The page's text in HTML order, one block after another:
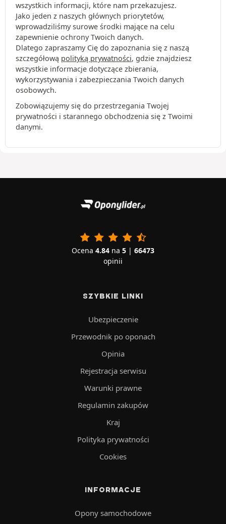
wszystkich informacji, które nam przekazujesz.
Jako jeden z naszych głównych priorytetów,
wprowadziliśmy surowe środki mające na celu
zapewnienie ochrony Twoich danych.
Dlatego zapraszamy Cię do zapoznania się z naszą
szczegółową polityką prywatności, gdzie znajdziesz
wszystkie informacje dotyczące zbierania,
wykorzystywania i zabezpieczania Twoich danych
osobowych.
Zobowiązujemy się do przestrzegania Twojej
prywatności i starannego obchodzenia się z Twoimi
danymi.
Ocena 4.84 na 5 | 66473
opinii
SZYBKIE LINKI
Ubezpieczenie
Przewodnik po oponach
Opinia
Rejestracja serwisu
Warunki prawne
Regulamin zakupów
Kraj
Polityka prywatności
Cookies
INFORMACJE
Opony samochodowe